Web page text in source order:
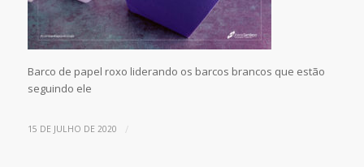
Barco de papel roxo liderando os barcos brancos que estão
seguindo ele
15 DE JULHO DE 2020 /